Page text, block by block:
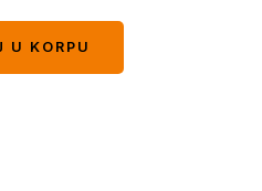
U KORPU